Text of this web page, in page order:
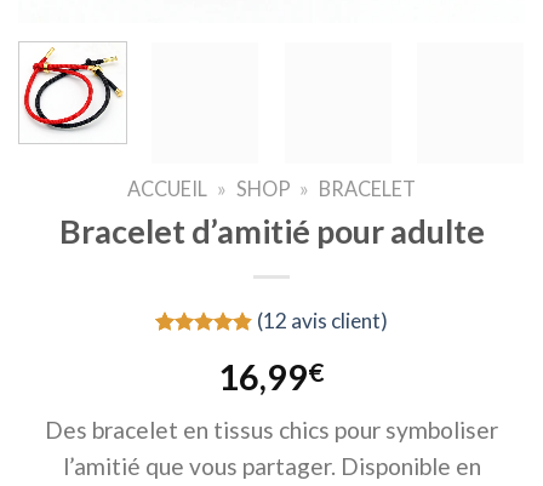
ACCUEIL » SHOP » BRACELET
Bracelet d’amitié pour adulte
sur 5 basé
client
(12 avis client)
16,99€
Des bracelet en tissus chics pour symboliser
l’amitié que vous partager. Disponible en